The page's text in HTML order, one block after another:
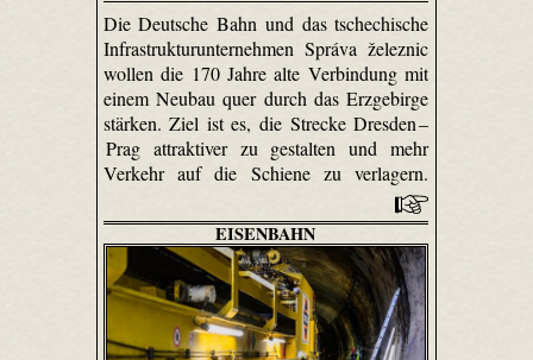
Die Deutsche Bahn und das tschechische
Infrastrukturunternehmen Správa železnic
wollen die 170 Jahre alte Verbindung mit
einem Neubau quer durch das Erzgebirge
stärken. Ziel ist es, die Strecke Dresden –
Prag attraktiver zu gestalten und mehr
Verkehr auf die Schiene zu verlagern.
EISENBAHN